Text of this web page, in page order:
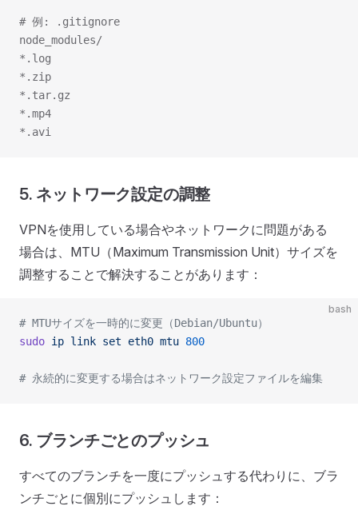
# 例: .gitignore
node_modules/
*.log
*.zip
*.tar.gz
*.mp4
*.avi
5. ネットワーク設定の調整
VPNを使用している場合やネットワークに問題がある
場合は、MTU（Maximum Transmission Unit）サイズを
調整することで解決することがあります：
bash
# MTUサイズを一時的に変更（Debian/Ubuntu）
sudo ip link set eth0 mtu 800
# 永続的に変更する場合はネットワーク設定ファイルを編集
6. ブランチごとのプッシュ
すべてのブランチを一度にプッシュする代わりに、ブラ
ンチごとに個別にプッシュします：